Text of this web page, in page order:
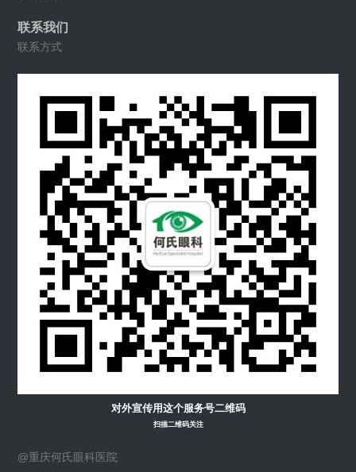
联系我们
联系方式
对外宣传用这个服务号二维码
扫描二维码关注
@重庆何氏眼科医院